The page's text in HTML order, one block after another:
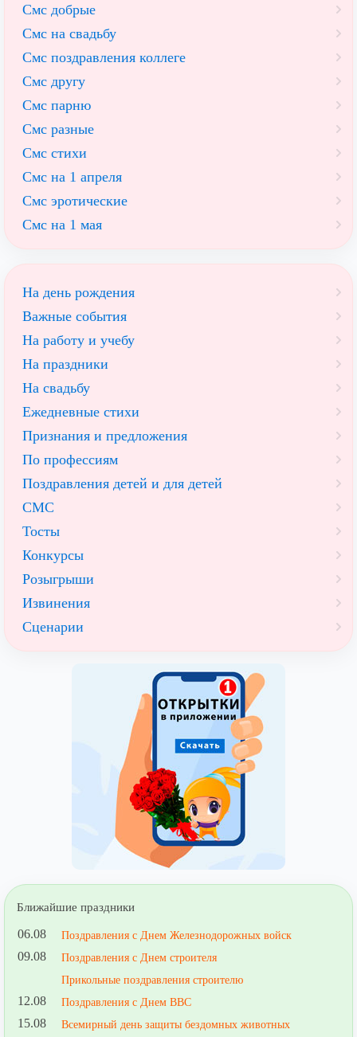
Смс добрые
Смс на свадьбу
Смс поздравления коллеге
Смс другу
Смс парню
Смс разные
Смс стихи
Смс на 1 апреля
Смс эротические
Смс на 1 мая
На день рождения
Важные события
На работу и учебу
На праздники
На свадьбу
Ежедневные стихи
Признания и предложения
По профессиям
Поздравления детей и для детей
СМС
Тосты
Конкурсы
Розыгрыши
Извинения
Сценарии
Ближайшие праздники
06.08 Поздравления с Днем Железнодорожных войск
09.08
Поздравления с Днем строителя
Прикольные поздравления строителю
12.08 Поздравления с Днем ВВС
15.08 Всемирный день защиты бездомных животных